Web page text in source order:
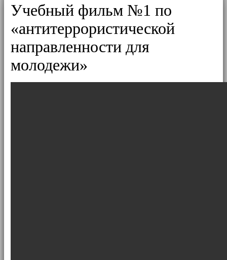
Учебный фильм №1 по
«антитеррористической
направленности для
молодежи»